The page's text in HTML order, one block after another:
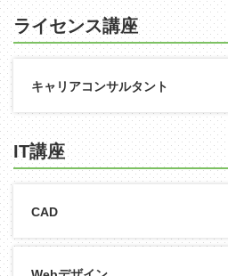
ライセンス講座
キャリアコンサルタント
IT講座
CAD